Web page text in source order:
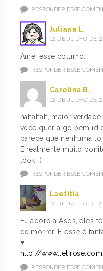
RESPONDER ESSE
Juliana L.
12 DE JULHO DE
Amei esse coturno.
RESPONDER ESSE
Carolina B.
12 DE JULHO DE
hahahah, maior
você quer algo bem
parece que nenhuma
E realmente muito
look. (:
RESPONDER ESSE
Laetitia
12 DE JULHO DE
Eu adoro a Asos, eles
de morrer. E esse é
♥
http://www.letirose.com
RESPONDER ESSE